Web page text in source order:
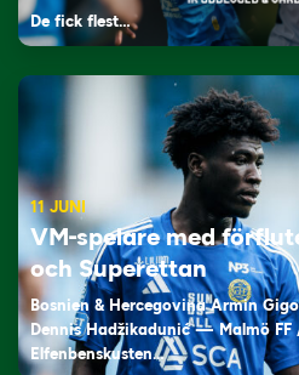
De fick flest…
11 JUNI
VM-spelare med
och Superettan
Bosnien & Hercegovina Armin
Dennis Hadžikadunić — Malmö FF
Elfenbenskusten…